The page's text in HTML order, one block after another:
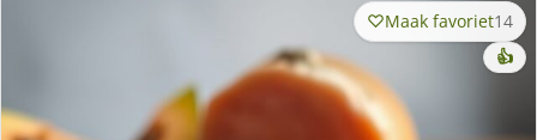
Maak favoriet14
👍